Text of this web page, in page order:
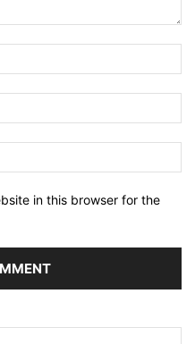
in this browser for the